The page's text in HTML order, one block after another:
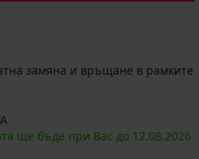
замяна и връщане в рамките
ще бъде при Вас до 12.08.2026